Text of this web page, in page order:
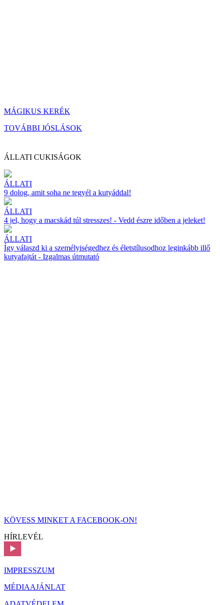
MÁGIKUS KERÉK
TOVÁBBI JÓSLÁSOK
ÁLLATI CUKISÁGOK
ÁLLATI
9 dolog, amit soha ne tegyél a kutyáddal!
ÁLLATI
4 jel, hogy a macskád túl stresszes! - Vedd észre időben a jeleket!
ÁLLATI
Így válaszd ki a személyiségedhez és életstílusodhoz leginkább illő
kutyafajtát - Izgalmas útmutató
KÖVESS MINKET A FACEBOOK-ON!
HÍRLEVÉL
IMPRESSZUM
MÉDIAAJÁNLAT